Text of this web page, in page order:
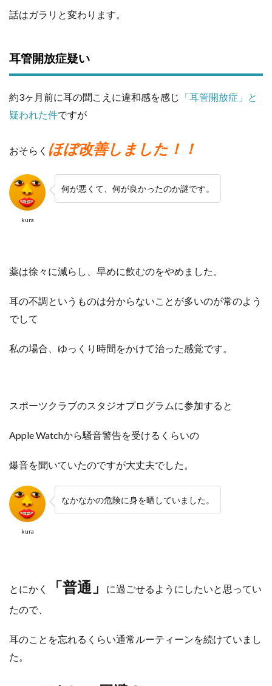
話はガラリと変わります。
耳管開放症疑い
約3ヶ月前に耳の聞こえに違和感を感じ
「耳管開放症」と
疑われた件ですが
おそらく ほぼ改善しました！！
kura
何が悪くて、何が良かったのか謎です。
薬は徐々に減らし、早めに飲むのをやめました。
耳の不調というものは分からないことが多いのが常のよう
でして
私の場合、ゆっくり時間をかけて治った感覚です。
スポーツクラブのスタジオプログラムに参加すると
Apple Watchから騒音警告を受けるくらいの
爆音を聞いていたのですが大丈夫でした。
kura
なかなかの危険に身を晒していました。
とにかく 「普通」
に過ごせるようにしたいと思ってい
たので、
耳のことを忘れるくらい通常ルーティーンを続けていまし
た。